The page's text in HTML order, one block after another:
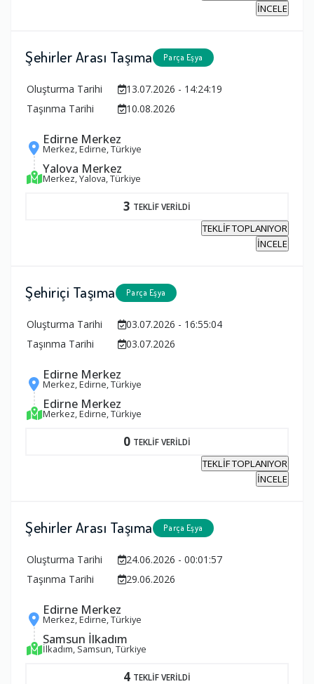
İNCELE
Şehirler Arası Taşıma Parça Eşya
Oluşturma Tarihi
13.07.2026 - 14:24:19
Taşınma Tarihi
10.08.2026
Edirne Merkez
Merkez, Edirne, Türkiye
Yalova Merkez
Merkez, Yalova, Türkiye
3 TEKLİF VERİLDİ
TEKLİF TOPLANIYOR
İNCELE
Şehiriçi Taşıma Parça Eşya
Oluşturma Tarihi
03.07.2026 - 16:55:04
Taşınma Tarihi
03.07.2026
Edirne Merkez
Merkez, Edirne, Türkiye
Edirne Merkez
Merkez, Edirne, Türkiye
0 TEKLİF VERİLDİ
TEKLİF TOPLANIYOR
İNCELE
Şehirler Arası Taşıma Parça Eşya
Oluşturma Tarihi
24.06.2026 - 00:01:57
Taşınma Tarihi
29.06.2026
Edirne Merkez
Merkez, Edirne, Türkiye
Samsun İlkadım
İlkadım, Samsun, Türkiye
4 TEKLİF VERİLDİ